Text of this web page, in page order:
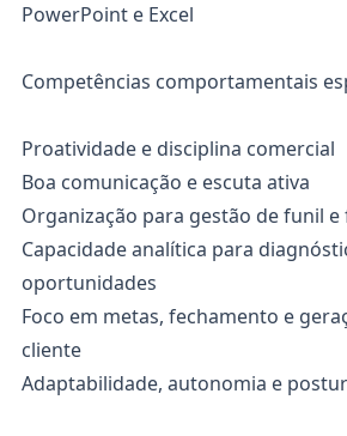
PowerPoint e Excel
Competências comportamentais
Proatividade e disciplina comercial
Boa comunicação e escuta ativa
Organização para gestão de funil
Capacidade analítica para
oportunidades
Foco em metas, fechamento e
cliente
Adaptabilidade, autonomia e